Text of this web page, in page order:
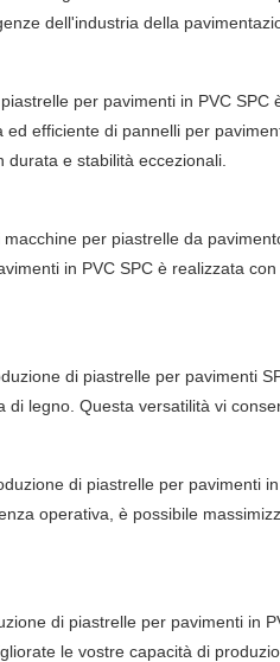
dell'industria della
per pavimenti in PVC
efficiente di pannelli per
e stabilità eccezionali.
per piastrelle da
in PVC SPC è realizzata
di piastrelle per pavimenti
di legno. Questa versatilità vi
di piastrelle per pavimenti
operativa, è possibile
di piastrelle per pavimenti in
le vostre capacità di